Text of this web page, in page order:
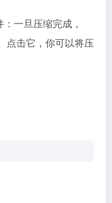
一旦压缩完成，
点击它，你可以将压